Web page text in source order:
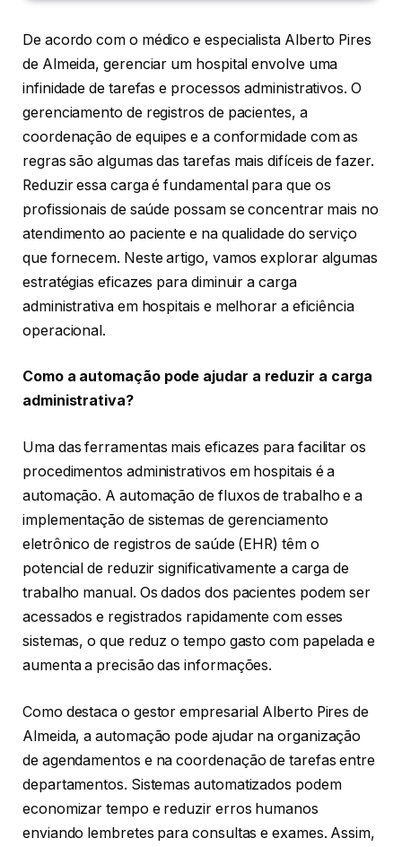
De acordo com o médico e especialista Alberto Pires
de Almeida, gerenciar um hospital envolve uma
infinidade de tarefas e processos administrativos. O
gerenciamento de registros de pacientes, a
coordenação de equipes e a conformidade com as
regras são algumas das tarefas mais difíceis de fazer.
Reduzir essa carga é fundamental para que os
profissionais de saúde possam se concentrar mais no
atendimento ao paciente e na qualidade do serviço
que fornecem. Neste artigo, vamos explorar algumas
estratégias eficazes para diminuir a carga
administrativa em hospitais e melhorar a eficiência
operacional.
Como a automação pode ajudar a reduzir a carga
administrativa?
Uma das ferramentas mais eficazes para facilitar os
procedimentos administrativos em hospitais é a
automação. A automação de fluxos de trabalho e a
implementação de sistemas de gerenciamento
eletrônico de registros de saúde (EHR) têm o
potencial de reduzir significativamente a carga de
trabalho manual. Os dados dos pacientes podem ser
acessados e registrados rapidamente com esses
sistemas, o que reduz o tempo gasto com papelada e
aumenta a precisão das informações.
Como destaca o gestor empresarial Alberto Pires de
Almeida, a automação pode ajudar na organização
de agendamentos e na coordenação de tarefas entre
departamentos. Sistemas automatizados podem
economizar tempo e reduzir erros humanos
enviando lembretes para consultas e exames. Assim,